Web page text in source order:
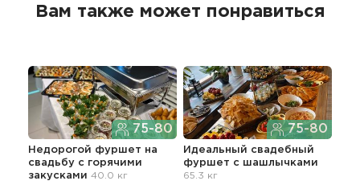
Вам также может понравиться
75-80
Недорогой фуршет на
свадьбу с горячими
закусками 40.0 кг
75-80
Идеальный свадебный
фуршет с шашлычками
65.3 кг